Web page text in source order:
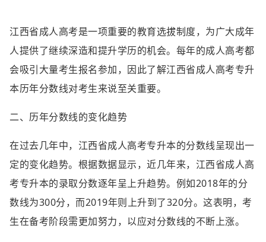
江西省成人高考是一项重要的教育选拔制度，为广大成年
人提供了继续深造和提升学历的机会。每年的成人高考都
会吸引大量考生报名参加，因此了解江西省成人高考专升
本历年分数线对考生来说至关重要。
二、历年分数线的变化趋势
在过去几年中，江西省成人高考专升本的分数线呈现出一
定的变化趋势。根据数据显示，近几年来，江西省成人高
考专升本的录取分数逐年呈上升趋势。例如2018年的分
数线为300分，而2019年则上升到了320分。这表明，考
生在备考阶段需更加努力，以应对分数线的不断上涨。